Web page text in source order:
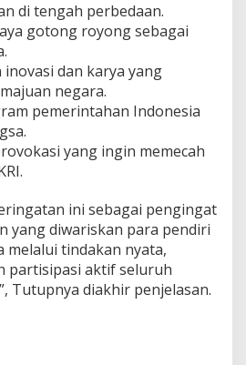
di tengah perbedaan.
gotong royong sebagai
dan karya yang
negara.
pemerintahan Indonesia
yang ingin memecah
ini sebagai pengingat
yang diwariskan para pendiri
melalui tindakan nyata,
partisipasi aktif seluruh
Tutupnya diakhir penjelasan.